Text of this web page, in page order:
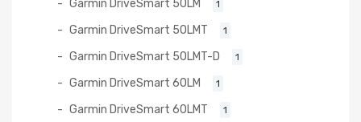
Garmin DriveSmart 50LM 1
Garmin DriveSmart 50LMT 1
Garmin DriveSmart 50LMT-D 1
Garmin DriveSmart 60LM 1
Garmin DriveSmart 60LMT 1